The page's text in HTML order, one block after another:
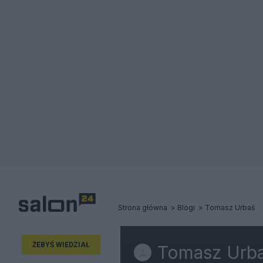
Strona główna Blogi Tomasz Urbaś
ŻEBYŚ WIEDZIAŁ Tomasz